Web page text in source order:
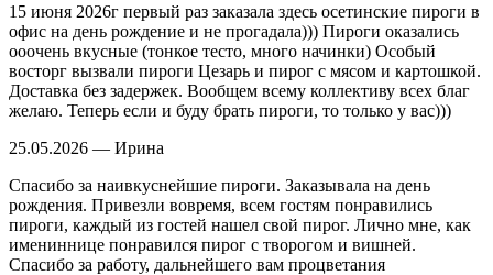
15 июня 2026г первый раз заказала здесь осетинские пироги в
офис на день рождение и не прогадала))) Пироги оказались
ооочень вкусные (тонкое тесто, много начинки) Особый
восторг вызвали пироги Цезарь и пирог с мясом и картошкой.
Доставка без задержек. Вообщем всему коллективу всех благ
желаю. Теперь если и буду брать пироги, то только у вас)))
25.05.2026 — Ирина
Спасибо за наивкуснейшие пироги. Заказывала на день
рождения. Привезли вовремя, всем гостям понравились
пироги, каждый из гостей нашел свой пирог. Лично мне, как
имениннице понравился пирог с творогом и вишней.
Спасибо за работу, дальнейшего вам процветания